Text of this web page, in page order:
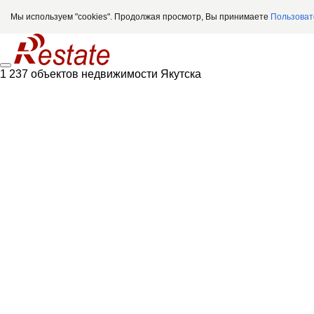
Мы используем "cookies". Продолжая просмотр, Вы принимаете
1 237 объектов недвижимости Якутска